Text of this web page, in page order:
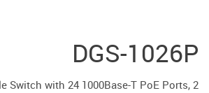
DGS-1026P
Switch with 24 1000Base-T PoE Ports, 2